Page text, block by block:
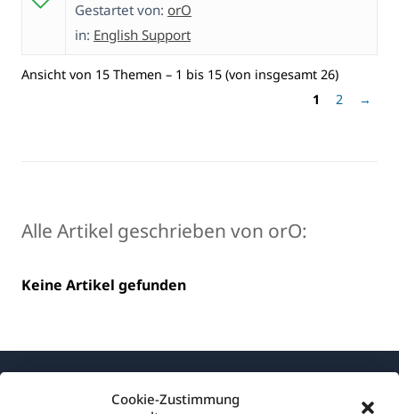
Cookie-Zustimmung
Gestartet von: orO
in: English Support
Ansicht von 15 Themen – 1 bis 15 (von insgesamt 26)
1
2 →
Alle Artikel geschrieben von orO:
Keine Artikel gefunden